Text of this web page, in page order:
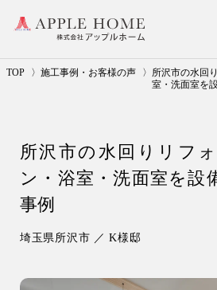
TOP 施工事例・お客様の声
所沢市の水回
室・洗面室を
所沢市の水回りリフ
ン・浴室・洗面室を設
事例
埼玉県所沢市 ／ K様邸
事業紹介（注文住宅）
リフォーム・リノベーシ